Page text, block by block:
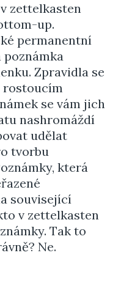
zettelkasten
up.
permanentní
poznámka
Zpravidla se
rostoucím
se vám jich
nashromáždí
udělat
tvorbu
která
související
v zettelkasten
Tak to
Ne.